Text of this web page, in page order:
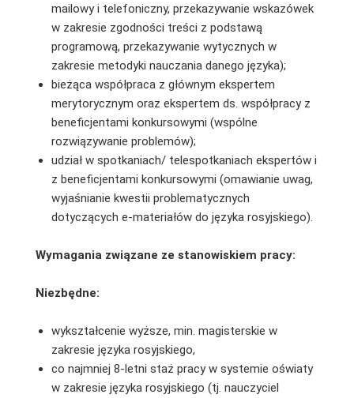
mailowy i telefoniczny, przekazywanie wskazówek
w zakresie zgodności treści z podstawą
programową, przekazywanie wytycznych w
zakresie metodyki nauczania danego języka);
bieżąca współpraca z głównym ekspertem
merytorycznym oraz ekspertem ds. współpracy z
beneficjentami konkursowymi (wspólne
rozwiązywanie problemów);
udział w spotkaniach/ telespotkaniach ekspertów i
z beneficjentami konkursowymi (omawianie uwag,
wyjaśnianie kwestii problematycznych
dotyczących e-materiałów do języka rosyjskiego).
Wymagania związane ze stanowiskiem pracy:
Niezbędne:
wykształcenie wyższe, min. magisterskie w
zakresie języka rosyjskiego,
co najmniej 8-letni staż pracy w systemie oświaty
w zakresie języka rosyjskiego (tj. nauczyciel